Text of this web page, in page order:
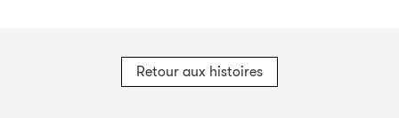
Retour aux histoires